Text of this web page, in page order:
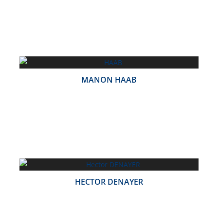
MANON HAAB
HECTOR DENAYER